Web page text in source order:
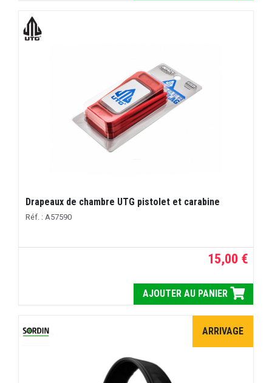
Drapeaux de chambre UTG pistolet et carabine
Réf. : A57590
15,00 €
AJOUTER AU PANIER
ARRIVAGE